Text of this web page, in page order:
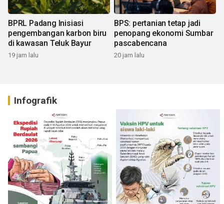
BPRL Padang Inisiasi
pengembangan karbon biru
di kawasan Teluk Bayur
19 jam lalu
BPS: pertanian tetap jadi
penopang ekonomi Sumbar
pascabencana
20 jam lalu
Infografik